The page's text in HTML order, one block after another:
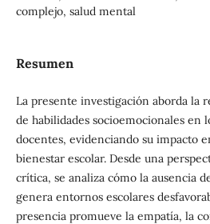
complejo, salud mental
Resumen
La presente investigación aborda la
de habilidades socioemocionales en
docentes, evidenciando su impacto
bienestar escolar. Desde una
crítica, se analiza cómo la ausencia
genera entornos escolares
presencia promueve la empatía, la